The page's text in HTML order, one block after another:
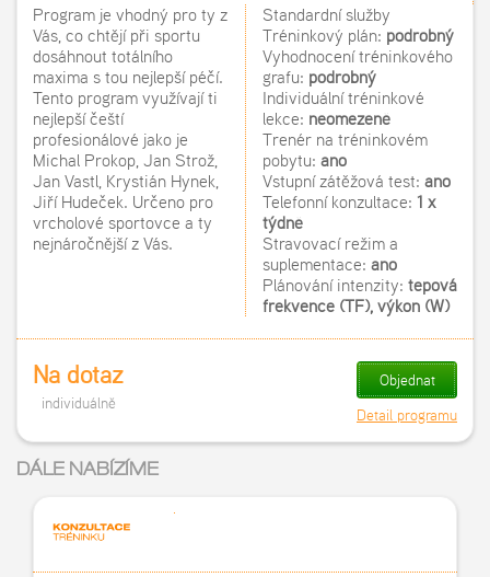
Program je vhodný pro ty z
Vás, co chtějí při sportu
dosáhnout totálního
maxima s tou nejlepší péčí.
Tento program využívají ti
nejlepší čeští
profesionálové jako je
Michal Prokop, Jan Strož,
Jan Vastl, Krystián Hynek,
Jiří Hudeček. Určeno pro
vrcholové sportovce a ty
nejnáročnější z Vás.
Standardní služby
Tréninkový plán: podrobný
Vyhodnocení tréninkového
grafu: podrobný
Individuální tréninkové
lekce: neomezeně
Trenér na tréninkovém
pobytu: ano
Vstupní zátěžová test: ano
Telefonní konzultace: 1 x
týdně
Stravovací režim a
suplementace: ano
Plánování intenzity: tepová
frekvence (TF), výkon (W)
Na dotaz
individuálně
Objednat
Detail programu
DÁLE NABÍZÍME